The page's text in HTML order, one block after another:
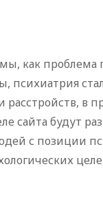
как проблема
расстройств, в
сайта будут
с позиции